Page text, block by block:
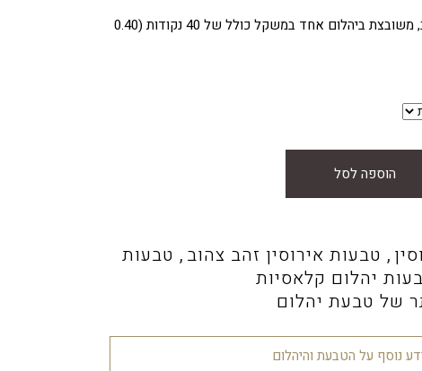
טבעת יהלום קלאסית מזהב צהוב, משובצת ביהלום אחד במשקל כולל של 40 נקודות (0.40
הוספה לסל
, טבעות אירוסין זהב צהוב , טבעות
יהלום קלאסיות
של טבעת יהלום
נוסף על הטבעת והיהלום